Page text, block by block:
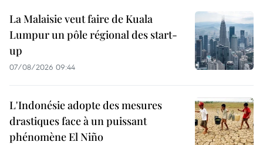
La Malaisie veut faire de Kuala
Lumpur un pôle régional des start-
up
07/08/2026 09:44
L'Indonésie adopte des mesures
drastiques face à un puissant
phénomène El Niño